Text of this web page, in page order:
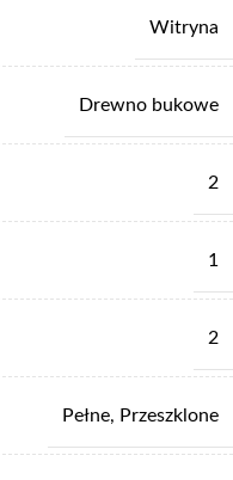
Witryna
Drewno bukowe
2
1
2
Pełne, Przeszklone